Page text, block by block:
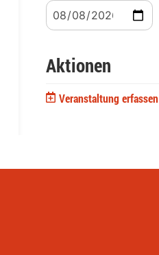
Aktionen
Veranstaltung erfassen